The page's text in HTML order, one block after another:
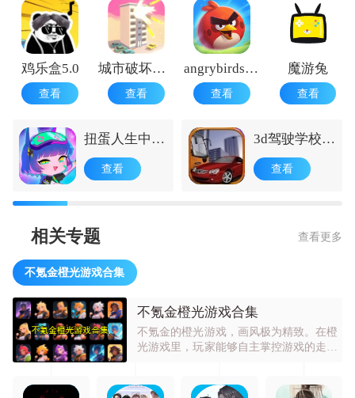
鸡乐盒5.0
查看
城市破坏者免费版
查看
angrybirds2国际版
查看
魔游兔
查看
扭蛋人生中文
查看
3d驾驶学校中
查看
相关专题 查看更多
不氪金橙光游戏合集
不氪金橙光游戏合集
不氪金的橙光游戏，画风极为精致。在橙
光游戏里，玩家能够自主掌控游戏的走向
橙光游戏不仅自由度满满，剧情更是丰富